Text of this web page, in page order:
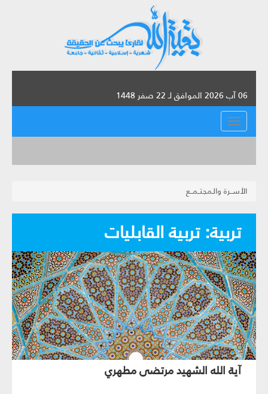
06 آب 2026 الموافق لـ 22 صفر 1448
القائمة
الأســرة والـمجتــمــع
تربية: تربية القابليات‏
آية الله الشهيد مرتضى مطهري‏